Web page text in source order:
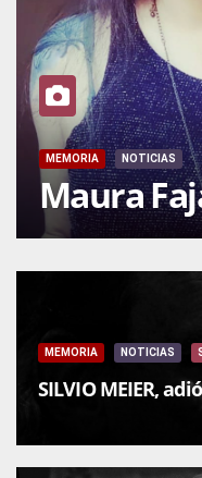
MEMORIA NOTICIAS
Maura
MEMORIA NOTICIAS
SILVIO MEIER,